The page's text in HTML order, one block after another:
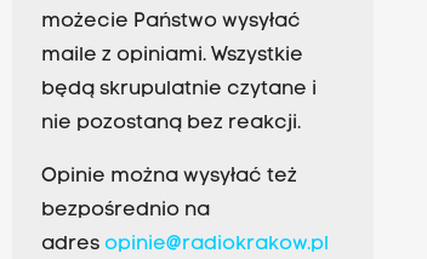
możecie Państwo wysyłać
maile z opiniami. Wszystkie
będą skrupulatnie czytane i
nie pozostaną bez reakcji.
Opinie można wysyłać też
bezpośrednio na
adres opinie@radiokrakow.pl